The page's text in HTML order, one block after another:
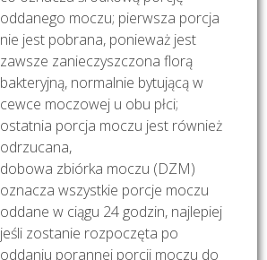
oddanego moczu; pierwsza porcja
nie jest pobrana, ponieważ jest
zawsze zanieczyszczona florą
bakteryjną, normalnie bytującą w
cewce moczowej u obu płci;
ostatnia porcja moczu jest również
odrzucana,
dobowa zbiórka moczu (DZM)
oznacza wszystkie porcje moczu
oddane w ciągu 24 godzin, najlepiej
jeśli zostanie rozpoczęta po
oddaniu porannej porcji moczu do